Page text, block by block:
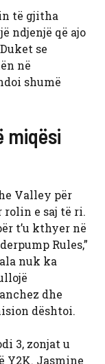
të gjitha
ndjenjë që ajo
se
në
shumë
miqësi
Valley për
rolin e saj të ri.
t’u kthyer në
Rules,”
nuk ka
dhe
dështoi.
3, zonjat u
Y2K. Jasmine